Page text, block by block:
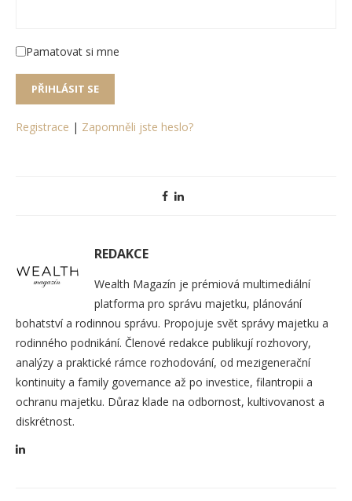
Pamatovat si mne
Registrace | Zapomněli jste heslo?
REDAKCE
Wealth Magazín je prémiová multimediální
platforma pro správu majetku, plánování
bohatství a rodinnou správu. Propojuje svět správy majetku a
rodinného podnikání. Členové redakce publikují rozhovory,
analýzy a praktické rámce rozhodování, od mezigenerační
kontinuity a family governance až po investice, filantropii a
ochranu majetku. Důraz klade na odbornost, kultivovanost a
diskrétnost.